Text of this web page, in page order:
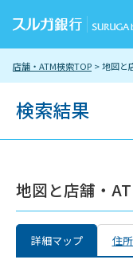
店舗・ATM検索TOP > 地図と
検索結果
地図と店舗・
詳細マップ 住